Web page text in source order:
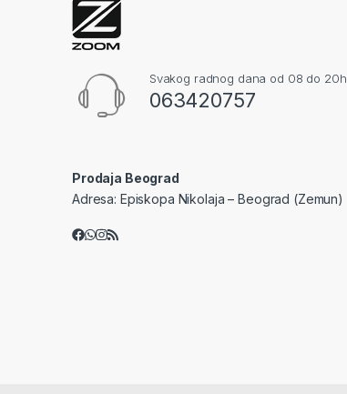
Svakog radnog dana od 08 do 20h
063420757
Prodaja Beograd
Adresa: Episkopa Nikolaja – Beograd (Zemun)